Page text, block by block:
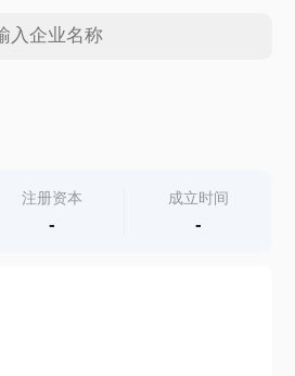
注册资本
-
成立时间
-